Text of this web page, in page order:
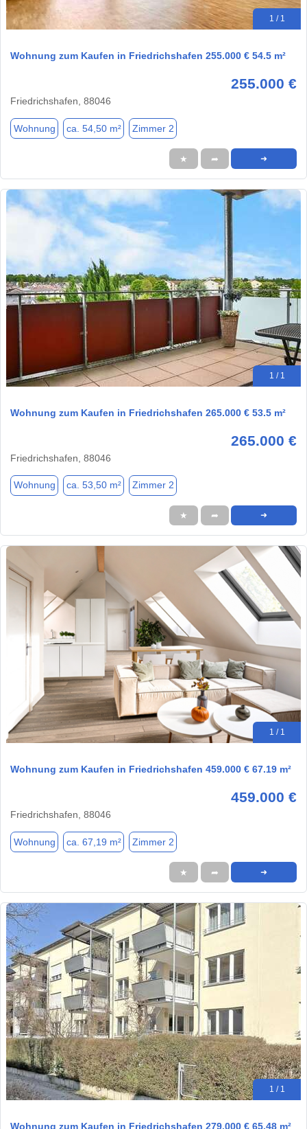
1 / 1
Wohnung zum Kaufen in Friedrichshafen 255.000 € 54.5 m²
255.000 €
Friedrichshafen, 88046
Wohnung ca. 54,50 m² Zimmer 2
★ ➦ ➜
1 / 1
Wohnung zum Kaufen in Friedrichshafen 265.000 € 53.5 m²
265.000 €
Friedrichshafen, 88046
Wohnung ca. 53,50 m² Zimmer 2
★ ➦ ➜
1 / 1
Wohnung zum Kaufen in Friedrichshafen 459.000 € 67.19 m²
459.000 €
Friedrichshafen, 88046
Wohnung ca. 67,19 m² Zimmer 2
★ ➦ ➜
1 / 1
Wohnung zum Kaufen in Friedrichshafen 279.000 € 65.48 m²